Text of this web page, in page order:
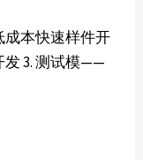
本快速样件开
发 3. 测试模——